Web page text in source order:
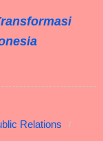
Relations